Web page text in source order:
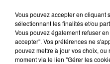
DERNIERS TITRES
Vous pouvez accepter en cliquant
sélectionnant les finalités et/ou
Vous pouvez également refuser
accepter". Vos préférences ne
pouvez mettre à jour vos choix,
moment via le lien "Gérer les